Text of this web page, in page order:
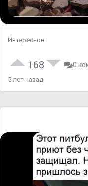
Интересное
168 0
5 лет назад